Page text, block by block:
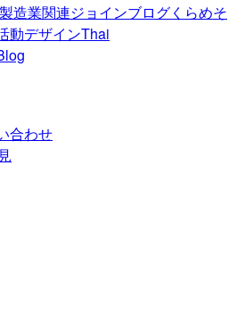
製造業関連ジョインブログくらめそ
動デザインThai
合わせ